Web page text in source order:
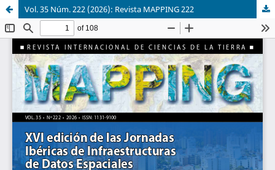
Vol. 35 Núm. 222 (2026): Revista MAPPING 222